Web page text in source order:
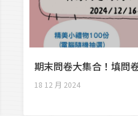
期末問卷大集合！填問
18 12 月 2024